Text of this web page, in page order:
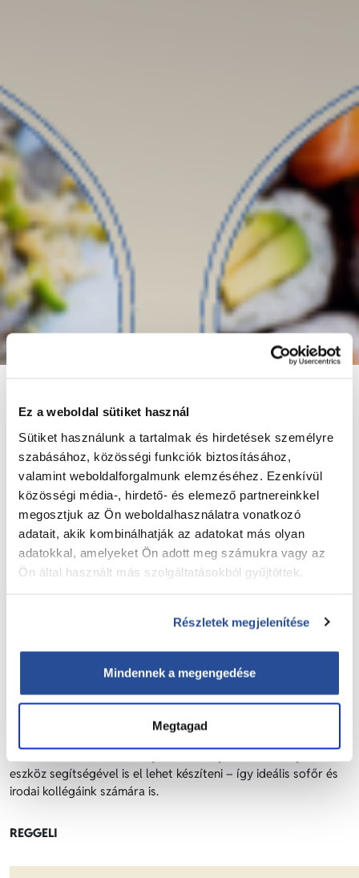
Ez a weboldal sütiket használ
Sütiket használunk a tartalmak és hirdetések személyre
szabásához, közösségi funkciók biztosításához,
valamint weboldalforgalmunk elemzéséhez. Ezenkívül
közösségi média-, hirdető- és elemező partnereinkkel
megosztjuk az Ön weboldalhasználatra vonatkozó
adatait, akik kombinálhatják az adatokat más olyan
adatokkal, amelyeket Ön adott meg számukra vagy az
Ön által használt más szolgáltatásokból gyűjtöttek.
Részletek megjelenítése
Mindennek a megengedése
Megtagad
„Ne csak a kilométer fogyjon!”életmódváltó felhívásunk
eszköz segítségével is el lehet készíteni – így ideális sofőr és
irodai kollégáink számára is.
REGGELI